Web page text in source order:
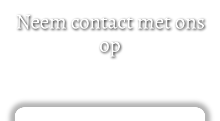
Neem contact met ons
op